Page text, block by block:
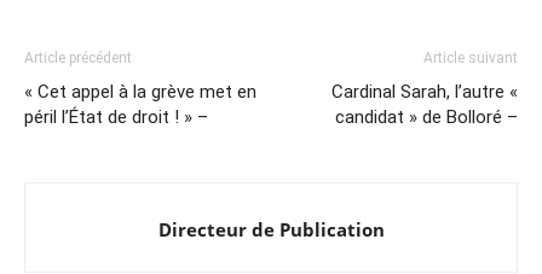
Article précédent
« Cet appel à la grève met en
péril l’État de droit ! » –
Article suivant
Cardinal Sarah, l’autre «
candidat » de Bolloré –
Directeur de Publication